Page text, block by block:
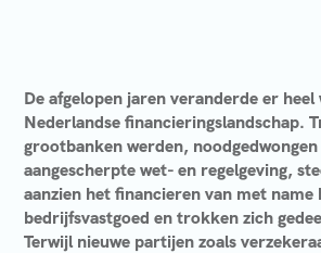
De afgelopen jaren veranderde er
Nederlandse financieringslandschap.
grootbanken werden,
aangescherpte wet- en regelgeving,
aanzien het financieren van met name
bedrijfsvastgoed en trokken zich
Terwijl nieuwe partijen zoals